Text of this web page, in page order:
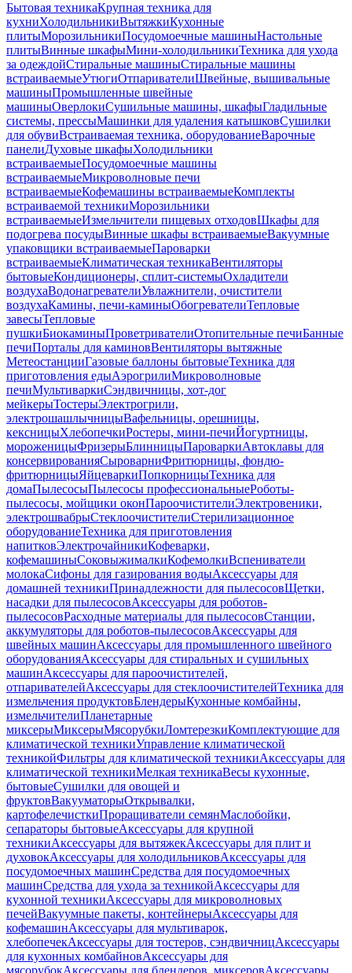
Бытовая техникаКрупная техника для
кухниХолодильникиВытяжкиКухонные
плитыМорозильникиПосудомоечные машиныНастольные
плитыВинные шкафыМини-холодильникиТехника для ухода
за одеждойСтиральные машиныСтиральные машины
встраиваемыеУтюгиОтпаривателиШвейные, вышивальные
машиныПромышленные швейные
машиныОверлокиСушильные машины, шкафыГладильные
системы, прессыМашинки для удаления катышковСушилки
для обувиВстраиваемая техника, оборудованиеВарочные
панелиДуховые шкафыХолодильники
встраиваемыеПосудомоечные машины
встраиваемыеМикроволновые печи
встраиваемыеКофемашины встраиваемыеКомплекты
встраиваемой техникиМорозильники
встраиваемыеИзмельчители пищевых отходовШкафы для
подогрева посудыВинные шкафы встраиваемыеВакуумные
упаковщики встраиваемыеПароварки
встраиваемыеКлиматическая техникаВентиляторы
бытовыеКондиционеры, сплит-системыОхладители
воздухаВодонагревателиУвлажнители, очистители
воздухаКамины, печи-каминыОбогревателиТепловые
завесыТепловые
пушкиБиокаминыПроветривателиОтопительные печиБанные
печиПорталы для каминовВентиляторы вытяжные
МетеостанцииГазовые баллоны бытовыеТехника для
приготовления едыАэрогрилиМикроволновые
печиМультиваркиСэндвичницы, хот-дог
мейкерыТостерыЭлектрогрили,
электрошашлычницыВафельницы, орешницы,
кексницыХлебопечкиРостеры, мини-печиЙогуртницы,
мороженицыФризерыБлинницыПароваркиАвтоклавы для
консервированияСыроварниФритюрницы, фондю-
фритюрницыЯйцеваркиПопкорницыТехника для
домаПылесосыПылесосы профессиональныеРоботы-
пылесосы, мойщики оконПароочистителиЭлектровеники,
электрошвабрыСтеклоочистителиСтерилизационное
оборудованиеТехника для приготовления
напитковЭлектрочайникиКофеварки,
кофемашиныСоковыжималкиКофемолкиВспениватели
молокаСифоны для газирования водыАксессуары для
домашней техникиПринадлежности для пылесосовЩетки,
насадки для пылесосовАксессуары для роботов-
пылесосовРасходные материалы для пылесосовСтанции,
аккумуляторы для роботов-пылесосовАксессуары для
швейных машинАксессуары для промышленного швейного
оборудованияАксессуары для стиральных и сушильных
машинАксессуары для пароочистителей,
отпаривателейАксессуары для стеклоочистителейТехника для
измельчения продуктовБлендерыКухонные комбайны,
измельчителиПланетарные
миксерыМиксерыМясорубкиЛомтерезкиКомплектующие для
климатической техникиУправление климатической
техникойФильтры для климатической техникиАксессуары для
климатической техникиМелкая техникаВесы кухонные,
бытовыеСушилки для овощей и
фруктовВакууматорыОткрывалки,
картофелечисткиПроращиватели семянМаслобойки,
сепараторы бытовыеАксессуары для крупной
техникиАксессуары для вытяжекАксессуары для плит и
духовокАксессуары для холодильниковАксессуары для
посудомоечных машинСредства для посудомоечных
машинСредства для ухода за техникойАксессуары для
кухонной техникиАксессуары для микроволновых
печейВакуумные пакеты, контейнерыАксессуары для
кофемашинАксессуары для мультиварок,
хлебопечекАксессуары для тостеров, сэндвичницАксессуары
для кухонных комбайновАксессуары для
мясорубокАксессуары для блендеров, миксеровАксессуары